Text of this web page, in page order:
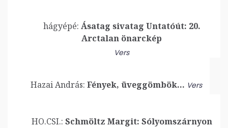
hágyépé: Ásatag sivatag Untatóút: 20.
Arctalan önarckép
Vers
Hazai András: Fények, üveggömbök… Vers
HO.CSI.: Schmöltz Margit: Sólyomszárnyon